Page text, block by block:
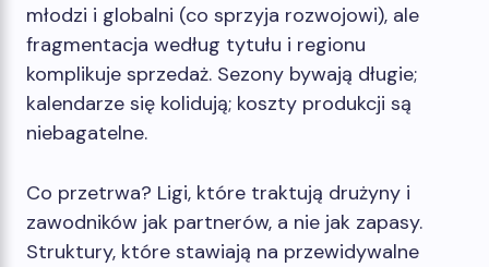
młodzi i globalni (co sprzyja rozwojowi), ale
fragmentacja według tytułu i regionu
komplikuje sprzedaż. Sezony bywają długie;
kalendarze się kolidują; koszty produkcji są
niebagatelne.
Co przetrwa? Ligi, które traktują drużyny i
zawodników jak partnerów, a nie jak zapasy.
Struktury, które stawiają na przewidywalne